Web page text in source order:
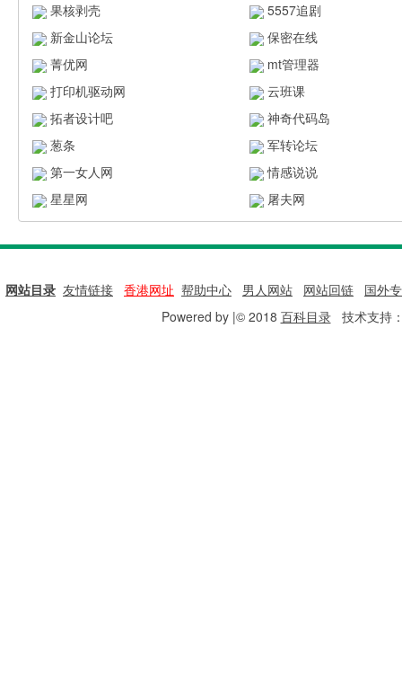
果核剥壳
5557追剧
新金山论坛
保密在线
菁优网
mt管理器
打印机驱动网
云班课
拓者设计吧
神奇代码岛
葱条
军转论坛
第一女人网
情感说说
星星网
屠夫网
网站目录 友情链接 香港网址 帮助中心 男人网站 网站回链
国外
Powered by |© 2018 百科目录技术支持